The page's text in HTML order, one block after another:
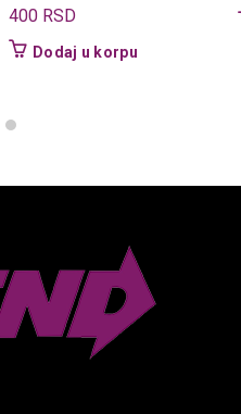
400 RSD
Dodaj u korpu